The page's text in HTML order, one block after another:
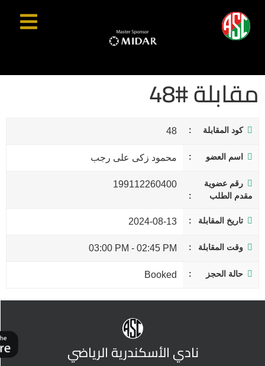
مقابلة #48
كود المقابلة 48
اسم العضو محمود زكى على رجب
رقم عضوية
مقدم الطلب
199112260400
تاريخ المقابلة 2024-08-13
وقت المقابلة 02:45 PM
-
03:00 PM
حالة الحجز Booked
نادي الأسكندرية الرياضي